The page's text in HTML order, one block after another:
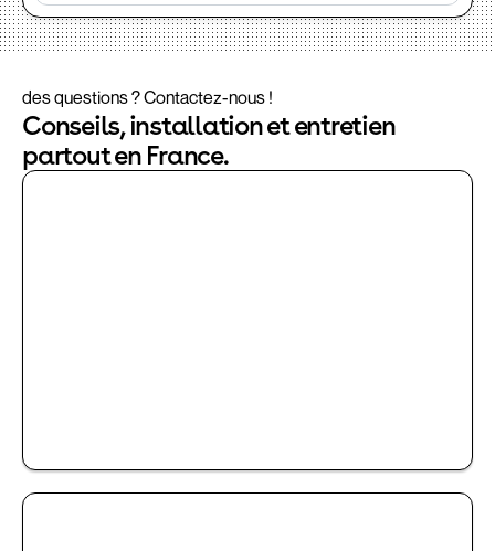
des questions ? Contactez-nous !
Conseils, installation et entretien
partout en France.